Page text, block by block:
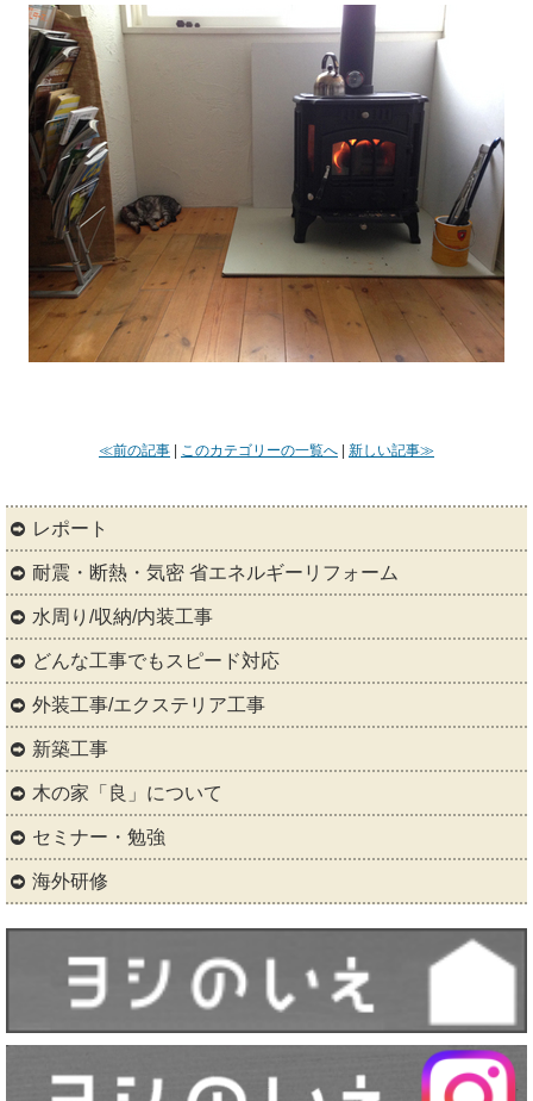
≪前の記事 このカテゴリーの一覧へ 新しい記事≫
レポート
耐震・断熱・気密 省エネルギーリフォーム
水周り/収納/内装工事
どんな工事でもスピード対応
外装工事/エクステリア工事
新築工事
木の家「良」について
セミナー・勉強
海外研修